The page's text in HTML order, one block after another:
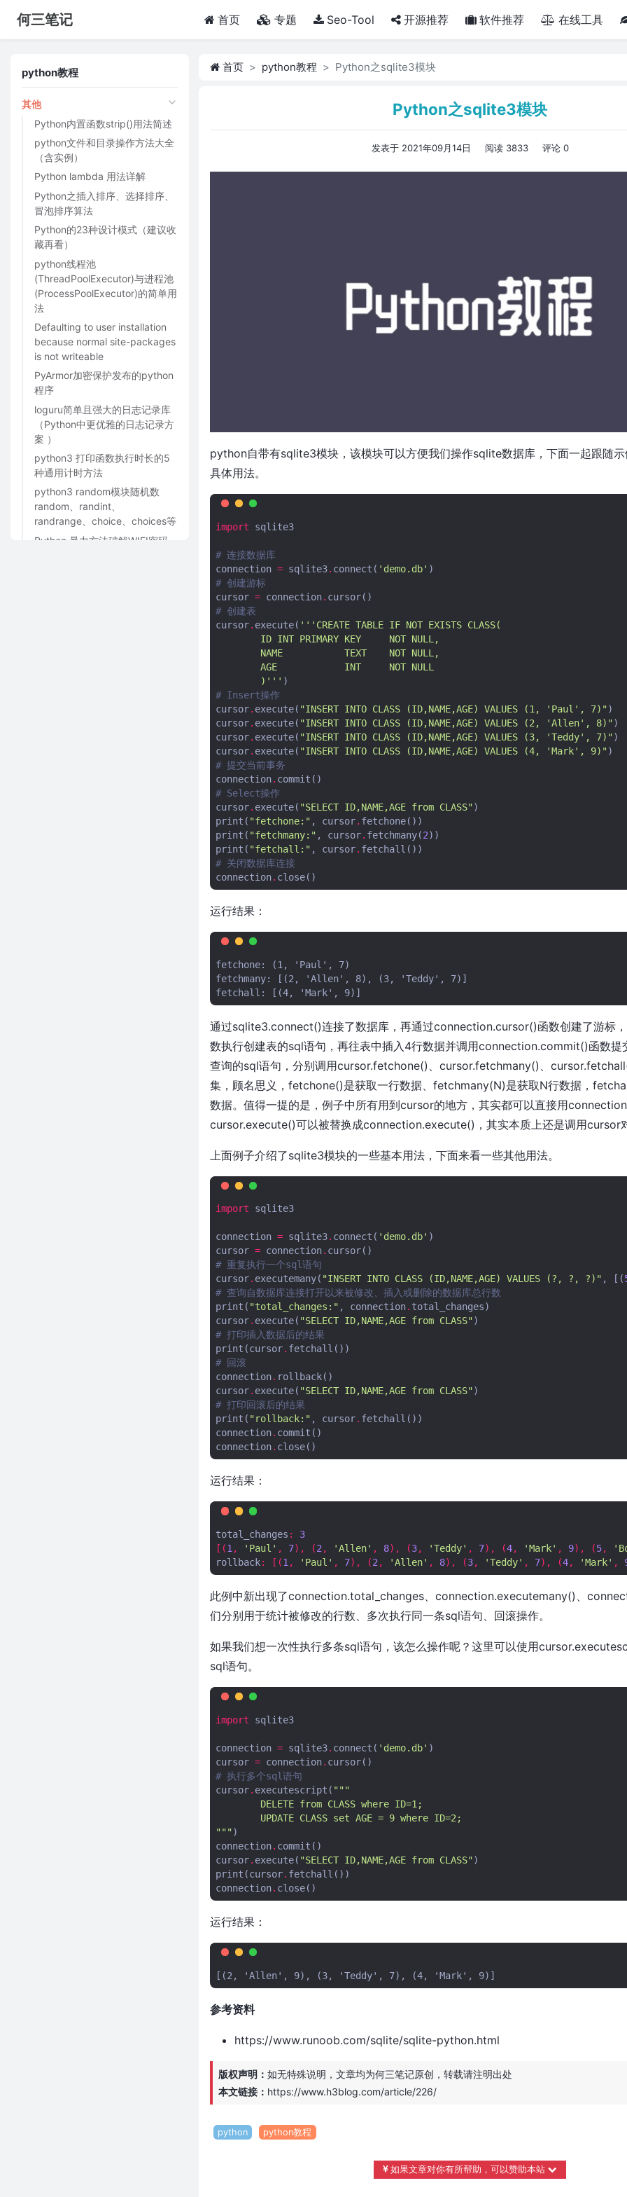
何三笔记 首页(current)专题 Seo-Tool 开源推荐 软件推荐 在线工具
python教程
其他
Python内置函数strip()用法简述
python文件和目录操作方法大全
（含实例）
Python lambda 用法详解
Python之插入排序、选择排序、
冒泡排序算法
Python的23种设计模式（建议收
藏再看）
python线程池
(ThreadPoolExecutor)与进程池
(ProcessPoolExecutor)的简单用
法
Defaulting to user installation
because normal site-packages
is not writeable
PyArmor加密保护发布的python
程序
loguru简单且强大的日志记录库
（Python中更优雅的日志记录方
案 ）
python3 打印函数执行时长的5
种通用计时方法
python3 random模块随机数
random、randint、
randrange、choice、choices等
Python 暴力方法破解WIFI密码
首页 python教程 Python之sqlite3模块
Python之sqlite3模块
发表于 2021年09月14日 阅读 3833 评论 0
python自带有sqlite3模块，该模块可以方便我们操作sqlite数据库，下面一起跟随
具体用法。
import sqlite3
# 连接数据库
connection = sqlite3. connect ( 'demo.db' )
# 创建游标
cursor = connection. cursor()
# 创建表
cursor. execute( '''CREATE TABLE IF NOT EXISTS CLASS(
        ID INT PRIMARY KEY     NOT NULL,
        NAME           TEXT    NOT NULL,
        AGE            INT     NOT NULL
        )'''
)
# Insert操作
cursor. execute( "INSERT INTO CLASS (ID,NAME,AGE) VALUES (1, 'Paul', 7)" )
cursor. execute( "INSERT INTO CLASS (ID,NAME,AGE) VALUES (2, 'Allen', 8)" )
cursor. execute( "INSERT INTO CLASS (ID,NAME,AGE) VALUES (3, 'Teddy', 7)" )
cursor. execute( "INSERT INTO CLASS (ID,NAME,AGE) VALUES (4, 'Mark', 9)" )
# 提交当前事务
connection. commit ()
# Select操作
cursor. execute( "SELECT ID,NAME,AGE from CLASS" )
print ( "fetchone:" , cursor. fetchone())
print ( "fetchmany:" , cursor. fetchmany(2))
print ( "fetchall:" , cursor. fetchall ())
# 关闭数据库连接
connection. close()
运行结果：
fetchone: (1, 'Paul', 7)
fetchmany: [(2, 'Allen', 8), (3, 'Teddy', 7)]
通过sqlite3.connect()连接了数据库，再通过connection.cursor()函数创建了游标
数执行创建表的sql语句，再往表中插入4行数据并调用connection.commit()函数提
查询的sql语句，分别调用cursor.fetchone()、cursor.fetchmany()、
集，顾名思义，fetchone()是获取一行数据、fetchmany(N)是获取N行数据，
数据。值得一提的是，例子中所有用到cursor的地方，其实都可以直接用
cursor.execute()可以被替换成connection.execute()，其实本质上还是调用cursor
上面例子介绍了sqlite3模块的一些基本用法，下面来看一些其他用法。
import sqlite3
connection = sqlite3. connect ( 'demo.db' )
cursor = connection. cursor()
# 重复执行一个sql语句
cursor. executemany( "INSERT INTO CLASS (ID,NAME,AGE) VALUES (?, ?, ?)" , [(
# 查询自数据库连接打开以来被修改、插入或删除的数据库总行数
print ( "total_changes:" , connection. total_changes)
cursor. execute( "SELECT ID,NAME,AGE from CLASS" )
# 打印插入数据后的结果
print (cursor. fetchall ())
# 回滚
connection. rollback()
cursor. execute( "SELECT ID,NAME,AGE from CLASS" )
# 打印回滚后的结果
print ( "rollback:" , cursor. fetchall ())
connection. commit ()
connection. close()
运行结果：
total_changes :
3
[(1 , 'Paul' , 7), (2 , 'Allen' , 8), (3, 'Teddy' , 7), (4, 'Mark' , 9), (5,
rollback: [(1 , 'Paul' , 7), (2 , 'Allen' , 8), (3, 'Teddy' , 7), (4, 'Mark' ,
此例中新出现了connection.total_changes、connection.executemany()、
们分别用于统计被修改的行数、多次执行同一条sql语句、回滚操作。
如果我们想一次性执行多条sql语句，该怎么操作呢？这里可以使用
sql语句。
import sqlite3
connection = sqlite3. connect ( 'demo.db' )
cursor = connection. cursor()
# 执行多个sql语句
cursor. executescript ( """
        DELETE from CLASS where ID=1;
        UPDATE CLASS set AGE = 9 where ID=2;
""" )
connection. commit ()
cursor. execute( "SELECT ID,NAME,AGE from CLASS" )
print (cursor. fetchall ())
connection. close()
运行结果：
参考资料
https://www.runoob.com/sqlite/sqlite-python.html
版权声明： 如无特殊说明，文章均为何三笔记原创，转载请注明出处
本文链接： https://www.h3blog.com/article/226/
python python教程
如果文章对你有所帮助，可以赞助本站